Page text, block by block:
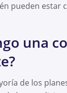
pueden
una
de los